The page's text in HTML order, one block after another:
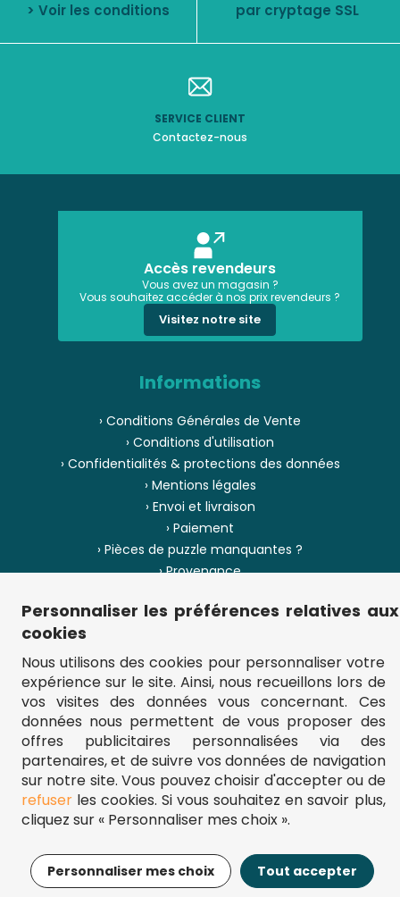
6,76€ 7,95€ Ajouter au panier
> Voir les conditions par cryptage SSL
SERVICE CLIENT
Contactez-nous
Accès revendeurs
Vous avez un magasin ?
Vous souhaitez accéder à nos prix revendeurs ?
Visitez notre site
Informations
› Conditions Générales de Vente
› Conditions d'utilisation
› Confidentialités & protections des données
› Mentions légales
› Envoi et livraison
› Paiement
› Pièces de puzzle manquantes ?
› Provenance
› Plan du site
** Frais d'envoi = 6,95 € (France) / gratuit à partir de 45 €.
fou-de-puzzle.com : le site référence pour acheter des puzzles de
qualité à bon prix.
© Fou-de-puzzle.com 2011 - 2026
Personnaliser les préférences relatives aux
cookies
Nous utilisons des cookies pour personnaliser votre
expérience sur le site. Ainsi, nous recueillons lors de
vos visites des données vous concernant. Ces
données nous permettent de vous proposer des
offres publicitaires personnalisées via des
partenaires, et de suivre vos données de navigation
sur notre site. Vous pouvez choisir d'accepter ou de
refuserles cookies. Si vous souhaitez en savoir plus,
cliquez sur « Personnaliser mes choix ».
Personnaliser mes choix Tout accepter